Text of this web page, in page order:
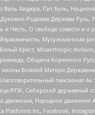
Валь-Хиджра, Пит Буль,
Родовая Держава Русь,
Честь, О свободе совести и
Мусульманская
Крест, Misanthropic
Община Коренного
иконы Божией Матери
пансионат
РПК, Сибирский державный
движения, Народное движение
Platforms Inc, Facebook,